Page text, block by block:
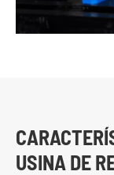
USINA DE